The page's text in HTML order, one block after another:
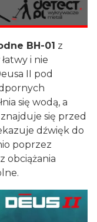
BH-01 z
i nie
II pod
się wodą, a
znajduje się przed
dźwięk do
poprzez
obciążania